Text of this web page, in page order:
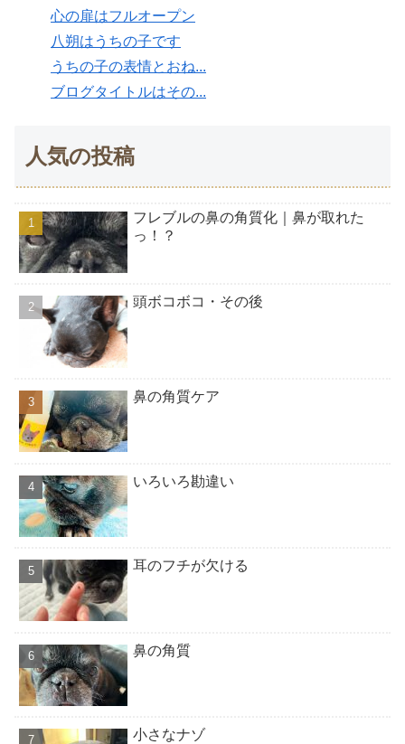
心の扉はフルオープン
八朔はうちの子です
うちの子の表情とおね...
ブログタイトルはその...
人気の投稿
フレブルの鼻の角質化｜鼻が取れた
っ！？
頭ボコボコ・その後
鼻の角質ケア
いろいろ勘違い
耳のフチが欠ける
鼻の角質
小さなナゾ